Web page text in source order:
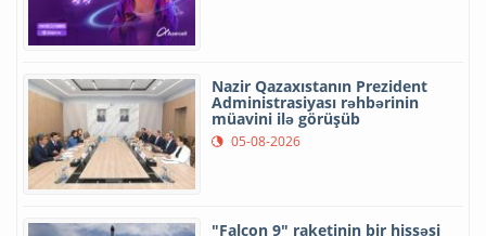
Nazir Qazaxıstanın Prezident
Administrasiyası rəhbərinin
müavini ilə görüşüb
05-08-2026
"Falcon 9" raketinin bir hissəsi